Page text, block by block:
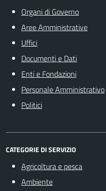
Organi di Governo
Aree Amministrative
Uffici
Documenti e Dati
Enti e Fondazioni
Personale Amministrativo
Politici
CATEGORIE DI SERVIZIO
Agricoltura e pesca
Ambiente